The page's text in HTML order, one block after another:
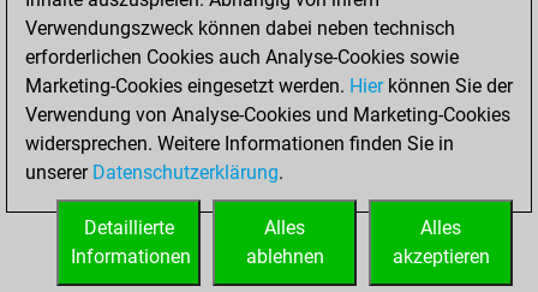
Erstickte Matts
Unterverwandlungen
0
Türme auf der siebten
0
STARTSEITE
Verwendungszweck können dabei neben technisch
erforderlichen Cookies auch Analyse-Cookies sowie
Marketing-Cookies eingesetzt werden. Hierkönnen Sie der
Verwendung von Analyse-Cookies und Marketing-Cookies
widersprechen. Weitere Informationen finden Sie in
unserer Datenschutzerklärung.
Alles
akzeptieren
Alles
ablehnen
Detaillierte
Informationen